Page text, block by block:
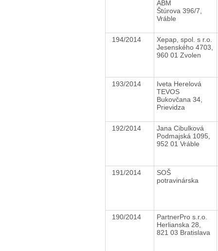
ABM
Štúrova 396/7,
Vráble
194/2014
Xepap, spol. s r.o.
Jesenského 4703,
960 01 Zvolen
193/2014
Iveta Herelová
TEVOS
Bukovčana 34,
Prievidza
192/2014
Jana Cibulková
Podmajská 1095,
952 01 Vráble
191/2014
SOŠ
potravinárska
190/2014
PartnerPro s.r.o.
Herlianska 28,
821 03 Bratislava